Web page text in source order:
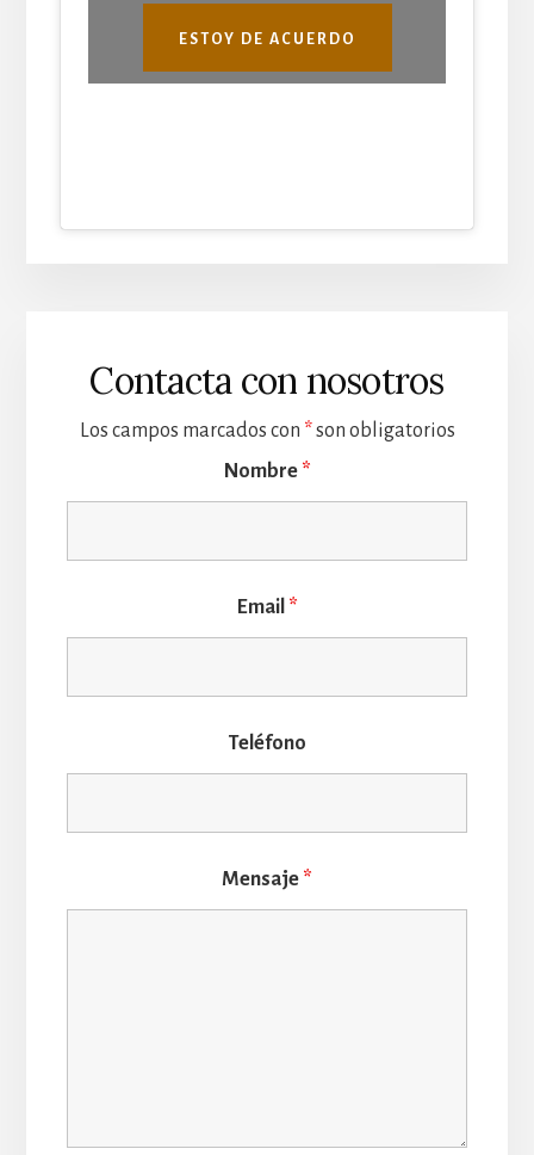
ESTOY DE ACUERDO
Contacta con nosotros
Los campos marcados con *son obligatorios
Nombre *
Email *
Teléfono
Mensaje *